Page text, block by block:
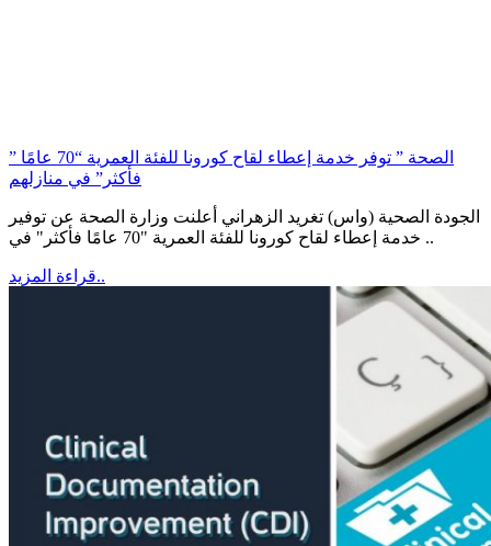
” الصحة ” توفر خدمة إعطاء لقاح كورونا للفئة العمرية “70 عامًا
فأكثر” في منازلهم
الجودة الصحية (واس) تغريد الزهراني أعلنت وزارة الصحة عن توفير
خدمة إعطاء لقاح كورونا للفئة العمرية "70 عامًا فأكثر" في ..
قراءة المزيد..